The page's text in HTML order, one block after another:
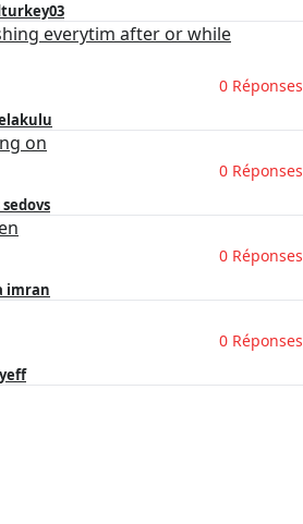
everytim after or while
0 Réponses
on
0 Réponses
0 Réponses
imran
0 Réponses